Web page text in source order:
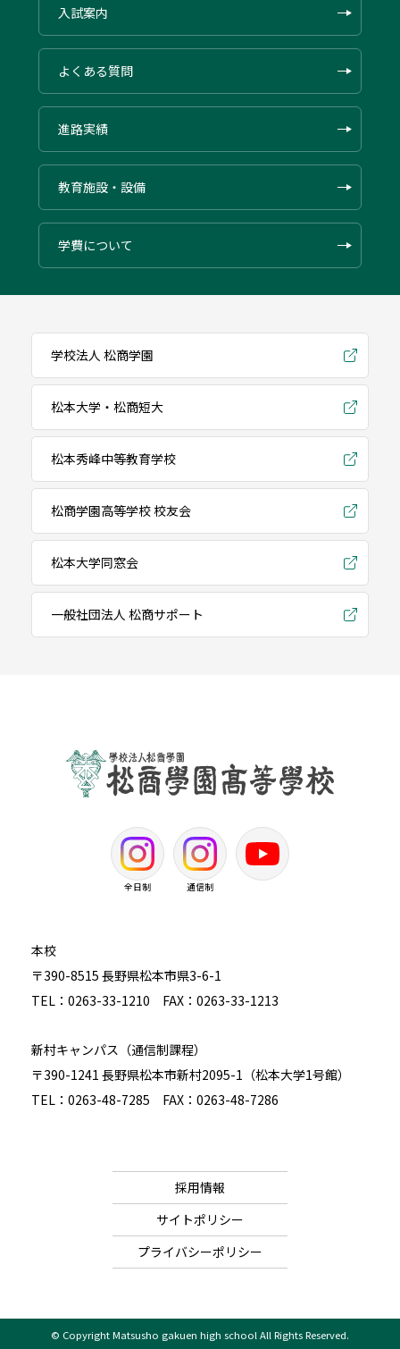
入試案内
よくある質問
進路実績
教育施設・設備
学費について
学校法人 松商学園
松本大学・松商短大
松本秀峰中等教育学校
松商学園高等学校 校友会
松本大学同窓会
一般社団法人 松商サポート
全日制 通信制
本校
〒390-8515 長野県松本市県3-6-1
TEL：0263-33-1210 FAX：0263-33-1213
新村キャンパス（通信制課程）
〒390-1241 長野県松本市新村2095-1（松本大学1号館）
TEL：0263-48-7285 FAX：0263-48-7286
採用情報
サイトポリシー
プライバシーポリシー
© Copyright Matsusho gakuen high school All Rights Reserved.